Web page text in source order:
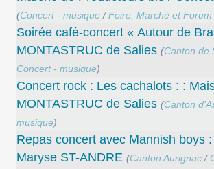
(Concert - musique /Foire, Marché et Forum
Soirée café-concert « Autour de
MONTASTRUC de Salies (Canton de
Concert - musique)
Concert rock : Les cachalots : :
MONTASTRUC de Salies (Canton
musique)
Repas concert avec Mannish boys
Maryse ST-ANDRE (Canton Aurignac /